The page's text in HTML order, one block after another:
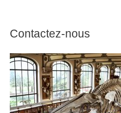
Contactez-nous